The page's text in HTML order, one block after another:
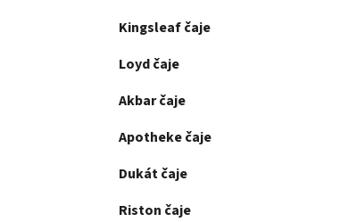
Kingsleaf čaje
Loyd čaje
Akbar čaje
Apotheke čaje
Dukát čaje
Riston čaje